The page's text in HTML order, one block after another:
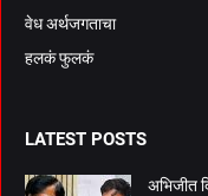
वेध अर्थजगताचा
हलकं फुलकं
LATEST POSTS
अभिजीत